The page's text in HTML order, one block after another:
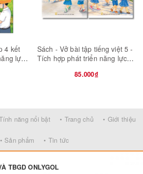
4 kết
lực
Sách - Vở bài tập tiếng việt 5 -
Tích hợp phát triển năng lực
85.000₫
năng nổi bật • Trang chủ • Giới thiệu
• Sản phẩm • Tin tức
TBGD ONLYGOL